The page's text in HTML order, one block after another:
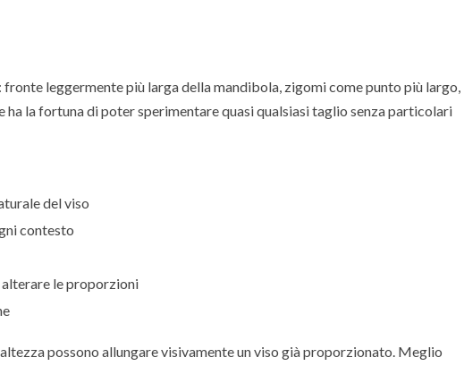
leggermente più larga della mandibola, zigomi come punto più largo,
la fortuna di poter sperimentare quasi qualsiasi taglio senza particolari
del viso
contesto
le proporzioni
possono allungare visivamente un viso già proporzionato. Meglio